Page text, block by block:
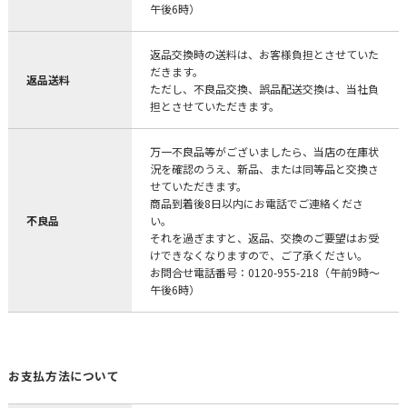
午後6時）
返品送料
返品交換時の送料は、お客様負担とさせていた
だきます。
ただし、不良品交換、誤品配送交換は、当社負
担とさせていただきます。
不良品
万一不良品等がございましたら、当店の在庫状
況を確認のうえ、新品、または同等品と交換さ
せていただきます。
商品到着後8日以内にお電話でご連絡くださ
い。
それを過ぎますと、返品、交換のご要望はお受
けできなくなりますので、ご了承ください。
お問合せ電話番号：0120-955-218（午前9時～
午後6時）
お支払方法について